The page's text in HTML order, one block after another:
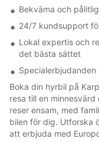
Bekväma och
24/7 kundsupport
Lokal expertis och
det bästa sättet
Boka din hyrbil på
resa till en
reser ensam, med
bilen för dig. Utforska
att erbjuda med